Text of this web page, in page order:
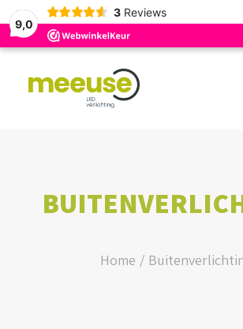
9,0
3 Reviews
BUDGET ASSORTIMENT
Home